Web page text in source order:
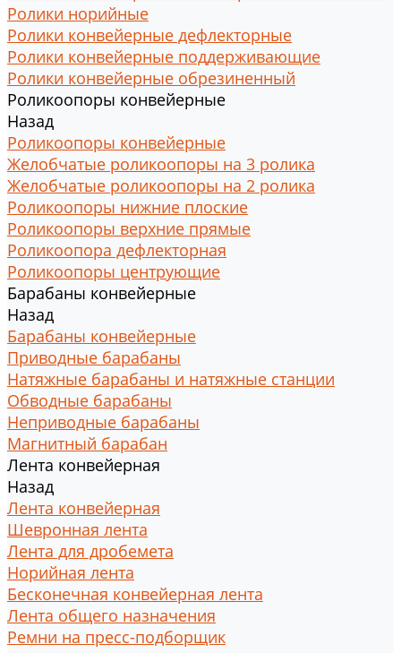
Ролики норийные
Ролики конвейерные дефлекторные
Ролики конвейерные поддерживающие
Ролики конвейерные обрезиненный
Роликоопоры конвейерные
Назад
Роликоопоры конвейерные
Желобчатые роликоопоры на 3 ролика
Желобчатые роликоопоры на 2 ролика
Роликоопоры нижние плоские
Роликоопоры верхние прямые
Роликоопора дефлекторная
Роликоопоры центрующие
Барабаны конвейерные
Назад
Барабаны конвейерные
Приводные барабаны
Натяжные барабаны и натяжные станции
Обводные барабаны
Неприводные барабаны
Магнитный барабан
Лента конвейерная
Назад
Лента конвейерная
Шевронная лента
Лента для дробемета
Норийная лента
Бесконечная конвейерная лента
Лента общего назначения
Ремни на пресс-подборщик